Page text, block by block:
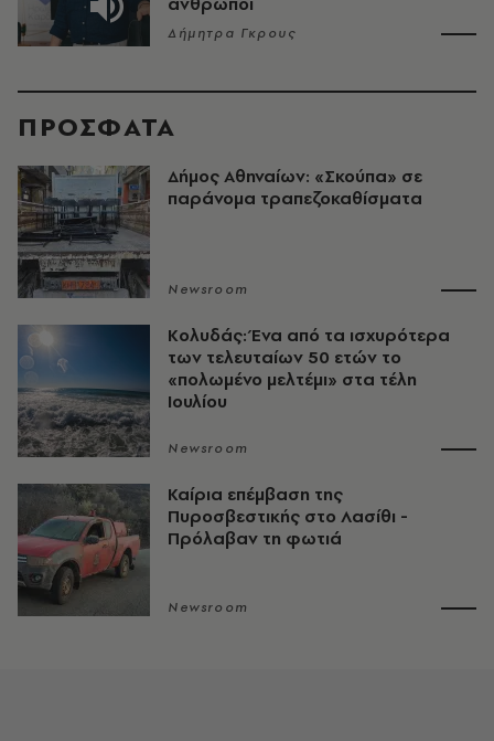
Δήμητρα Γκρους
ΠΡΟΣΦΑΤΑ
Δήμος Αθηναίων: «Σκούπα» σε
παράνομα τραπεζοκαθίσματα
Newsroom
Κολυδάς: Ένα από τα ισχυρότερα
των τελευταίων 50 ετών το
«πολωμένο μελτέμι» στα τέλη
Ιουλίου
Newsroom
Καίρια επέμβαση της
Πυροσβεστικής στο Λασίθι -
Πρόλαβαν τη φωτιά
Newsroom